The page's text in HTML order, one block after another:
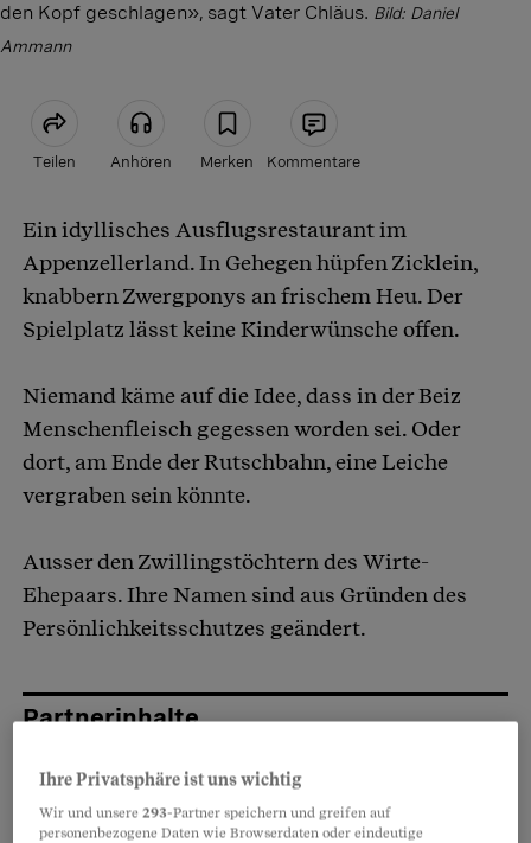
den Kopf geschlagen», sagt Vater Chläus. Bild: Daniel
Ammann
Teilen Anhören Merken Kommentare
Artikel teilen
Ein idyllisches Ausflugsrestaurant im
Appenzellerland. In Gehegen hüpfen Zicklein,
knabbern Zwergponys an frischem Heu. Der
Spielplatz lässt keine Kinderwünsche offen.
Niemand käme auf die Idee, dass in der Beiz
Menschenfleisch gegessen worden sei. Oder
dort, am Ende der Rutschbahn, eine Leiche
vergraben sein könnte.
A​​​​​​usser den Zwillingstöchtern des Wirte-
Ehepaars. Ihre Namen sind aus Gründen des
Persönlichkeitsschutzes geändert.
Partnerinhalte
Ihre Privatsphäre ist uns wichtig
Wir und unsere293-Partner speichern und greifen auf
personenbezogene Daten wie Browserdaten oder eindeutige